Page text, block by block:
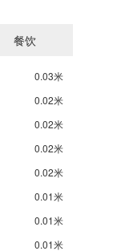
餐饮
0.03米
0.02米
0.02米
0.02米
0.02米
0.01米
0.01米
0.01米